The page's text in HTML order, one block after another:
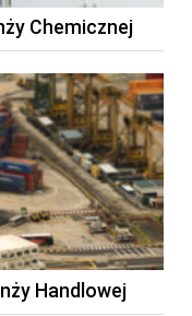
Chemicznej
Handlowej